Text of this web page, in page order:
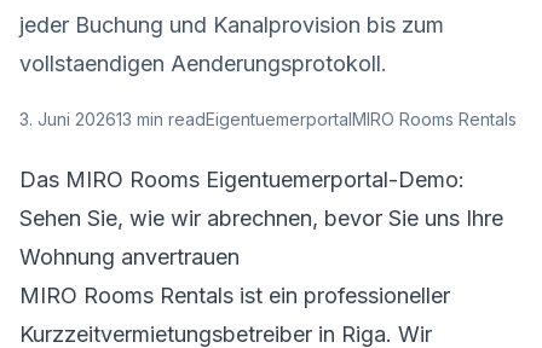
jeder Buchung und Kanalprovision bis zum
vollstaendigen Aenderungsprotokoll.
3. Juni 202613 min readEigentuemerportalMIRO Rooms Rentals
Das MIRO Rooms Eigentuemerportal-Demo:
Sehen Sie, wie wir abrechnen, bevor Sie uns Ihre
Wohnung anvertrauen
MIRO Rooms Rentals ist ein professioneller
Kurzzeitvermietungsbetreiber in Riga. Wir